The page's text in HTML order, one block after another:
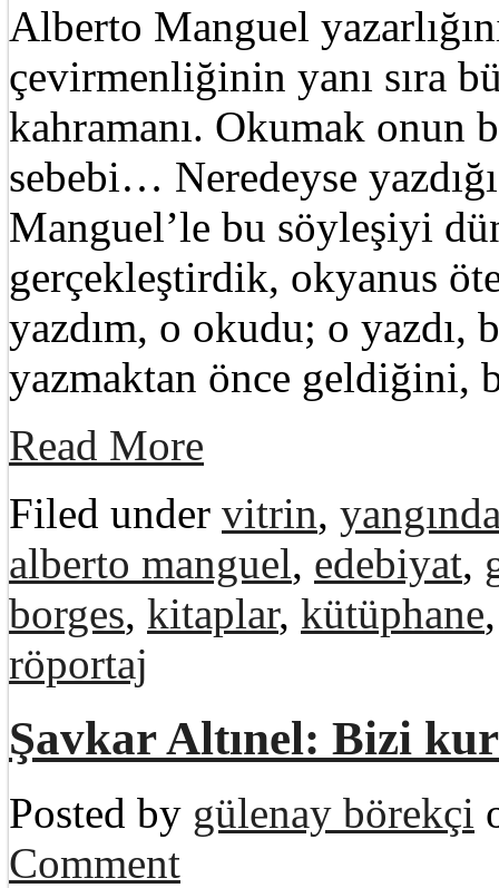
Alberto Manguel
çevirmenliğinin yanı sıra
kahramanı. Okumak onun
sebebi… Neredeyse
Manguel’le bu söyleşiyi
gerçekleştirdik, okyanus
yazdım, o okudu; o yazdı,
yazmaktan önce
Read More
Filed under vitrin,
alberto manguel, edebiyat,
borges, kitaplar, kütüphane
röportaj
Şavkar Altınel: Bizi
Posted by gülenay börekçi
Comment